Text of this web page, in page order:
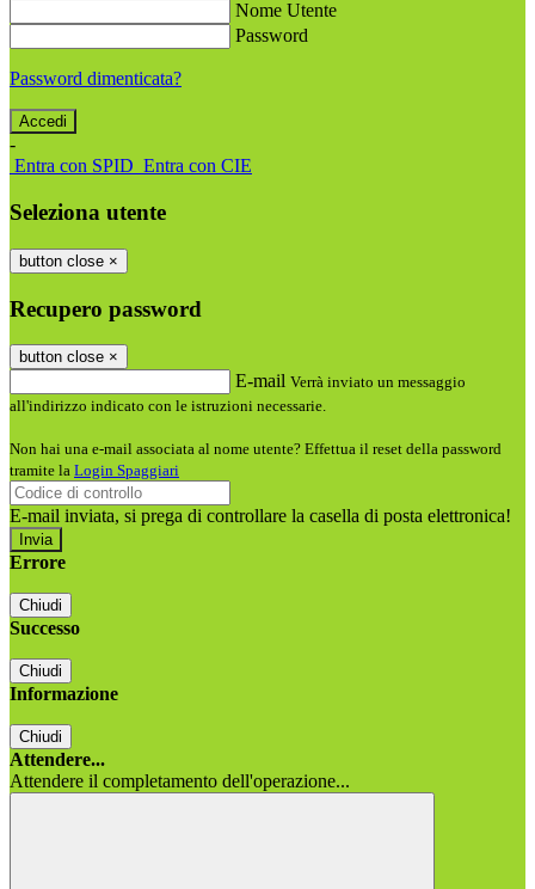
Nome Utente
Password
Password dimenticata?
-
Entra con SPID Entra con CIE
Seleziona utente
button close ×
Recupero password
button close ×
E-mail Verrà inviato un messaggio
all'indirizzo indicato con le istruzioni necessarie.
Non hai una e-mail associata al nome utente? Effettua il reset della password
tramite la Login Spaggiari
E-mail inviata, si prega di controllare la casella di posta elettronica!
Errore
Chiudi
Successo
Chiudi
Informazione
Chiudi
Attendere...
Attendere il completamento dell'operazione...